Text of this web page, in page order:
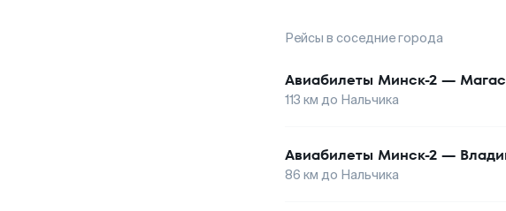
Рейсы в соседние города
Авиабилеты Минск-2 — Магас
113 км до Нальчика
Авиабилеты Минск-2 —
86 км до Нальчика